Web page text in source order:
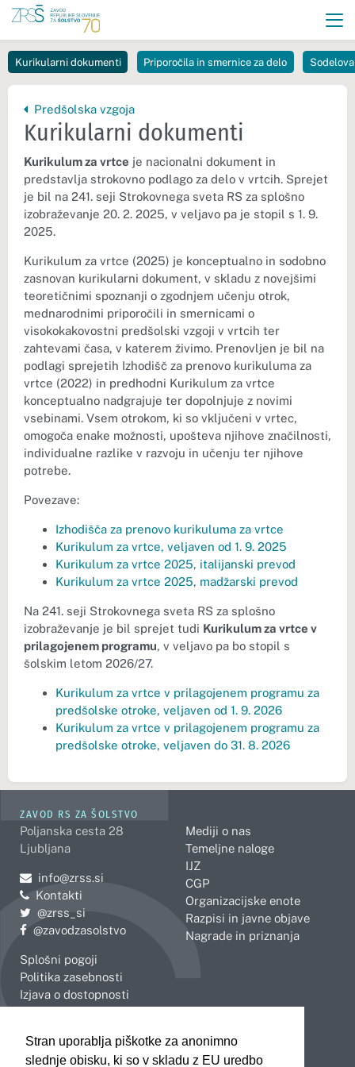
Stran uporablja piškotke za anonimno
slednje obisku, ki so v skladu z EU uredbo
Kurikularni dokumenti Priporočila in smernice za delo
Nazaj na vrhnjo stran:
Predšolska vzgoja
Kurikularni dokumenti
Kurikulum za vrtce je nacionalni dokument in
predstavlja strokovno podlago za delo v vrtcih. Sprejet
je bil na 241. seji Strokovnega sveta RS za splošno
izobraževanje 20. 2. 2025, v veljavo pa je stopil s 1. 9.
2025.
Kurikulum za vrtce (2025) je konceptualno in sodobno
zasnovan kurikularni dokument, v skladu z novejšimi
teoretičnimi spoznanji o zgodnjem učenju otrok,
mednarodnimi priporočili in smernicami o
visokokakovostni predšolski vzgoji v vrtcih ter
zahtevami časa, v katerem živimo. Prenovljen je bil na
podlagi sprejetih Izhodišč za prenovo kurikuluma za
vrtce (2022) in predhodni Kurikulum za vrtce
konceptualno nadgrajuje ter dopolnjuje z novimi
vsebinami. Vsem otrokom, ki so vključeni v vrtec,
omogoča enake možnosti, upošteva njihove značilnosti,
individualne razlike v razvoju in učenju ter njihove
potrebe.
Povezave:
Izhodišča za prenovo kurikuluma za vrtce
Kurikulum za vrtce, veljaven od 1. 9. 2025
Kurikulum za vrtce 2025, italijanski prevod
Kurikulum za vrtce 2025, madžarski prevod
Na 241. seji Strokovnega sveta RS za splošno
izobraževanje je bil sprejet tudi Kurikulum za vrtce v
prilagojenem programu, v veljavo pa bo stopil s
šolskim letom 2026/27.
Kurikulum za vrtce v prilagojenem programu za
predšolske otroke, veljaven od 1. 9. 2026
Kurikulum za vrtce v prilagojenem programu za
predšolske otroke, veljaven do 31. 8. 2026
ZAVOD RS ZA ŠOLSTVO
Poljanska cesta 28
Ljubljana
Pošljite e-mail na
info@zrss.si
Kontakti
Pojdite na Twitter:
@zrss_si
Pojdite na Facebook:
@zavodzasolstvo
Splošni pogoji
Politika zasebnosti
Izjava o dostopnosti
Mediji o nas
Temeljne naloge
IJZ
CGP
Organizacijske enote
Razpisi in javne objave
Nagrade in priznanja
Celje
Koper
Novo mesto
Slovenj Gradec